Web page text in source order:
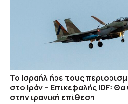
Το Ισραήλ ήρε τους
στο Ιράν – Επικεφαλής IDF:
στην ιρανική επίθεση